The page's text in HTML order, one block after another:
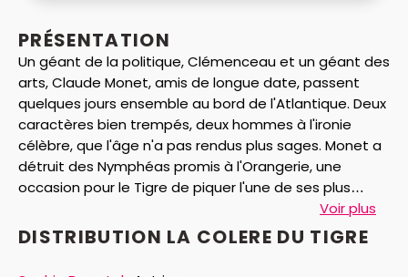
PRÉSENTATION
Un géant de la politique, Clémenceau et un géant des
arts, Claude Monet, amis de longue date, passent
quelques jours ensemble au bord de l'Atlantique. Deux
caractères bien trempés, deux hommes à l'ironie
célèbre, que l'âge n'a pas rendus plus sages. Monet a
détruit des Nymphéas promis à l'Orangerie, une
occasion pour le Tigre de piquer l'une de ses plus
deux géants
Voir plus
DISTRIBUTION LA COLERE DU TIGRE